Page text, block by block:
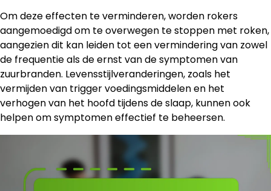
Om deze effecten te verminderen, worden rokers
aangemoedigd om te overwegen te stoppen met roken,
aangezien dit kan leiden tot een vermindering van zowel
de frequentie als de ernst van de symptomen van
zuurbranden. Levensstijlveranderingen, zoals het
vermijden van trigger voedingsmiddelen en het
verhogen van het hoofd tijdens de slaap, kunnen ook
helpen om symptomen effectief te beheersen.